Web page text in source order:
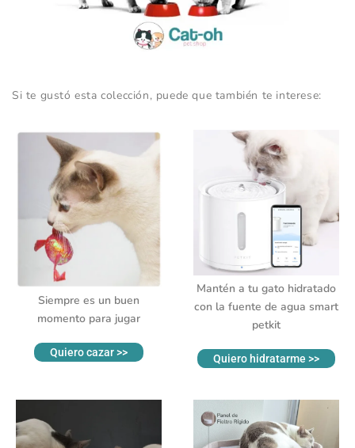
Si te gustó esta colección, puede que también te interese:
Siempre es un buen
momento para jugar
Quiero cazar >>
Mantén a tu gato hidratado
con la fuente de agua smart
petkit
Quiero hidratarme >>